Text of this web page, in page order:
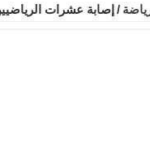
والتجارية والصناعية من
/ إصابة عشرات